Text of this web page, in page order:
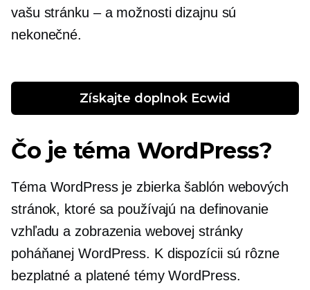
vašu stránku – a možnosti dizajnu sú
nekonečné.
Získajte doplnok Ecwid
Čo je téma WordPress?
Téma WordPress je zbierka šablón webových
stránok, ktoré sa používajú na definovanie
vzhľadu a zobrazenia webovej stránky
poháňanej WordPress. K dispozícii sú rôzne
bezplatné a platené témy WordPress.